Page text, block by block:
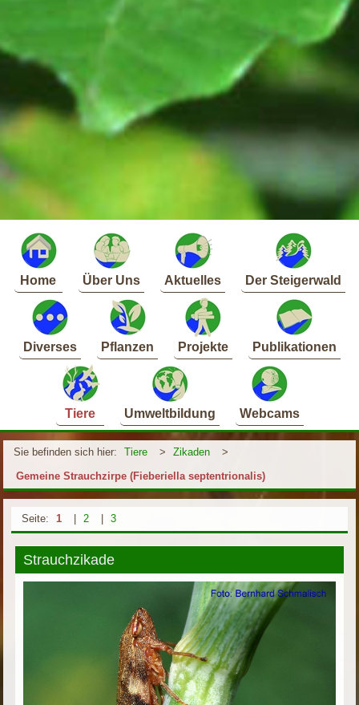
Home Über Uns Aktuelles Der Steigerwald
Diverses Pflanzen Projekte Publikationen
Tiere Umweltbildung Webcams
Sie befinden sich hier: Tiere > Zikaden
>
Gemeine Strauchzirpe (Fieberiella septentrionalis)
Seite: 1 2 3
Strauchzikade